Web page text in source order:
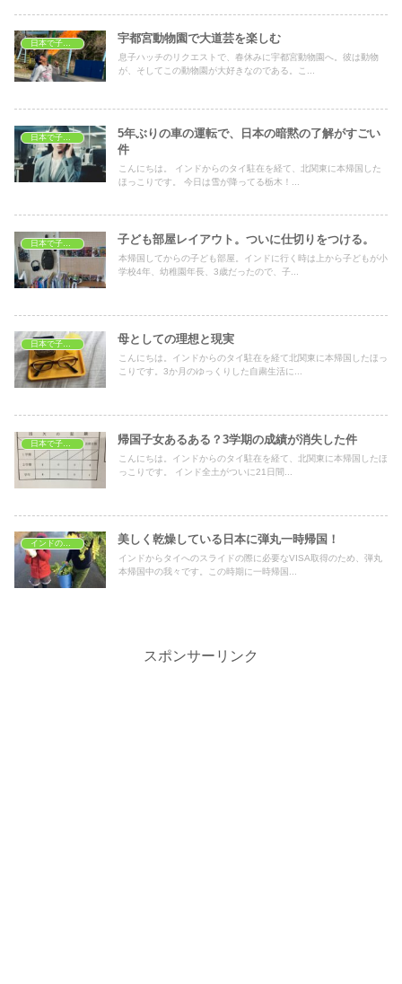
宇都宮動物園で大道芸を楽しむ
息子ハッチのリクエストで、春休みに宇都宮動物園へ。彼は動物
が、そしてこの動物園が大好きなのである。こ...
日本で子育て
5年ぶりの車の運転で、日本の暗黙の了解がすごい
件
こんにちは。 インドからのタイ駐在を経て、北関東に本帰国した
ほっこりです。 今日は雪が降ってる栃木！...
日本で子育て 子ども部屋レイアウト。ついに仕切りをつける。
本帰国してからの子ども部屋。インドに行く時は上から子どもが小
学校4年、幼稚園年長、3歳だったので、子...
母としての理想と現実
こんにちは。インドからのタイ駐在を経て北関東に本帰国したほっ
こりです。3か月のゆっくりした自粛生活に...
帰国子女あるある？3学期の成績が消失した件
こんにちは。インドからのタイ駐在を経て、北関東に本帰国したほ
っこりです。 インド全土がついに21日間...
インドのイベント 美しく乾燥している日本に弾丸一時帰国！
インドからタイへのスライドの際に必要なVISA取得のため、弾丸
本帰国中の我々です。この時期に一時帰国...
スポンサーリンク